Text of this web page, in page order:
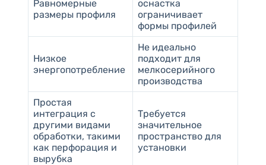
Равномерные
размеры профиля
оснастка
ограничивает
формы профилей
Низкое
энергопотребление
Не идеально
подходит для
мелкосерийного
производства
Простая
интеграция с
другими видами
обработки, такими
как перфорация и
вырубка
Требуется
значительное
пространство для
установки